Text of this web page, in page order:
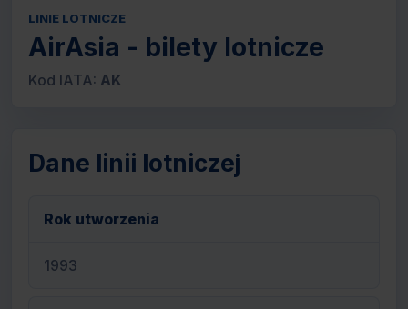
LINIE LOTNICZE
AirAsia - bilety lotnicze
Kod IATA: AK
Dane linii lotniczej
Rok utworzenia
1993